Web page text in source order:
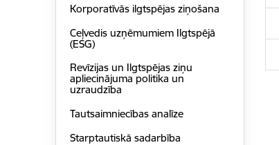
Korporatīvās ilgtspēja​s ziņošana
Ceļvedis uzņēmumiem Ilgtspējā
(ESG)
Revīzijas un Ilgtspējas ziņu
apliecinājuma politika un
uzraudzība
Tautsaimniecības analīze
Starptautiskā sadarbība